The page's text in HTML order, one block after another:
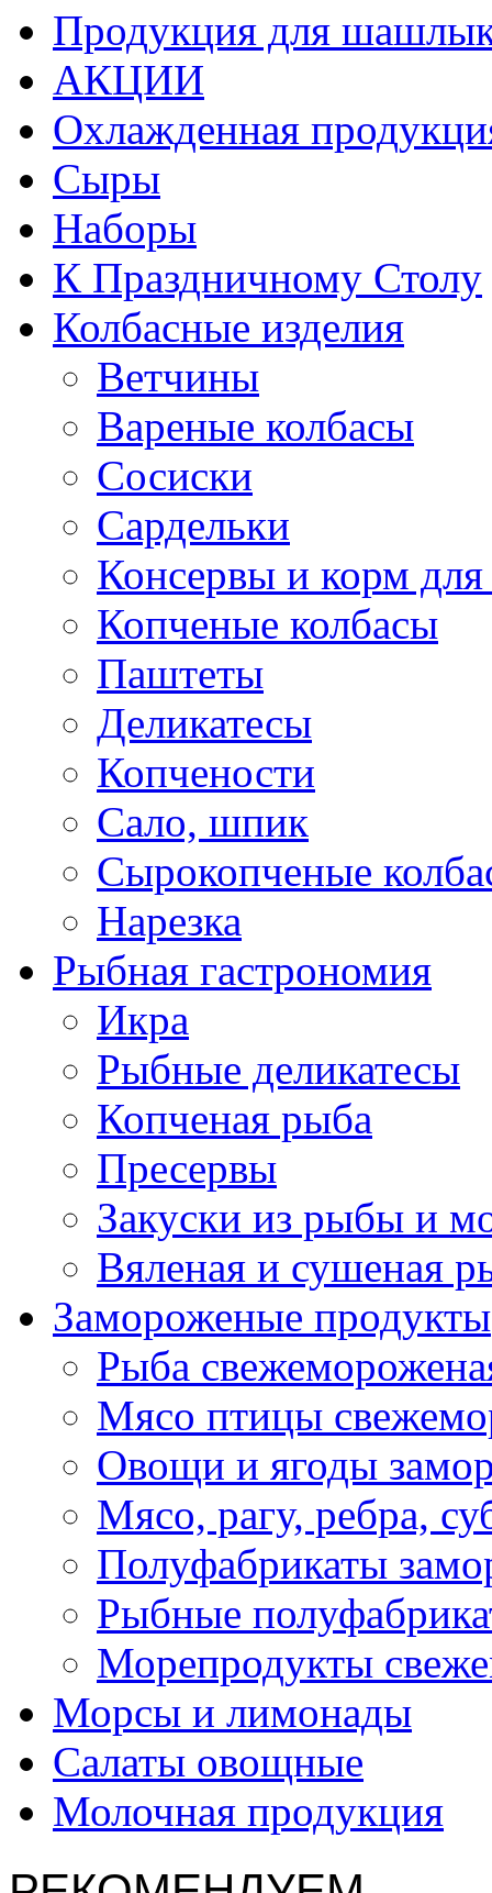
Продукция для
АКЦИИ
Охлажденная
Сыры
Наборы
К Праздничному Столу
Колбасные изделия
Ветчины
Вареные колбасы
Сосиски
Сардельки
Консервы и корм
Копченые колбасы
Паштеты
Деликатесы
Копчености
Сало, шпик
Сырокопченые
Нарезка
Рыбная гастрономия
Икра
Рыбные деликатесы
Копченая рыба
Пресервы
Закуски из рыбы и
Вяленая и сушеная
Замороженые продукты
Рыба
Мясо птицы
Овощи и ягоды
Мясо, рагу, ребра,
Полуфабрикаты
Рыбные
Морепродукты
Морсы и лимонады
Салаты овощные
Молочная продукция